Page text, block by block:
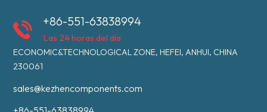
+86-551-63838994
Las 24 horas del día
ECONOMIC&TECHNOLOGICAL ZONE, HEFEI, ANHUI, CHINA
230061
sales@kezhencomponents.com